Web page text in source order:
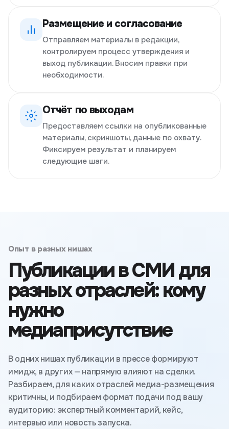
Размещение и согласование
Отправляем материалы в редакции,
контролируем процесс утверждения и
выход публикации. Вносим правки при
необходимости.
Отчёт по выходам
Предоставляем ссылки на опубликованные
материалы, скриншоты, данные по охвату.
Фиксируем результат и планируем
следующие шаги.
Опыт в разных нишах
Публикации в СМИ для
разных отраслей: кому
нужно
медиаприсутствие
В одних нишах публикации в прессе формируют
имидж, в других — напрямую влияют на сделки.
Разбираем, для каких отраслей медиа-размещения
критичны, и подбираем формат подачи под вашу
аудиторию: экспертный комментарий, кейс,
интервью или новость запуска.